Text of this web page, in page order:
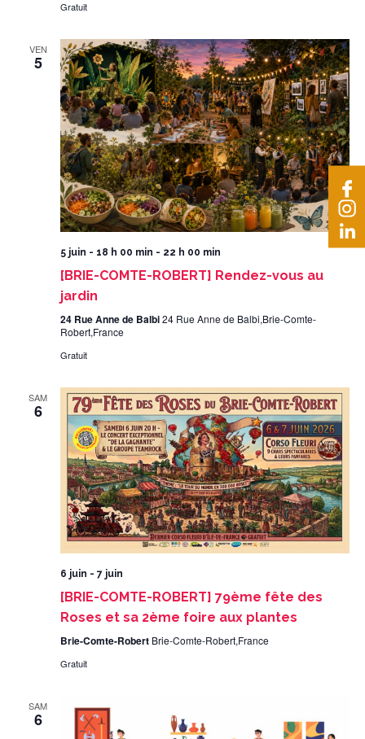
Gratuit
VEN
5
5 juin - 18 h 00 min - 22 h 00 min
[BRIE-COMTE-ROBERT] Rendez-vous au
jardin
24 Rue Anne de Balbi24 Rue Anne de Balbi,Brie-Comte-
Robert,France
Gratuit
SAM
6
6 juin - 7 juin
[BRIE-COMTE-ROBERT] 79ème fête des
Roses et sa 2ème foire aux plantes
Brie-Comte-Robert Brie-Comte-Robert,France
Gratuit
SAM
6